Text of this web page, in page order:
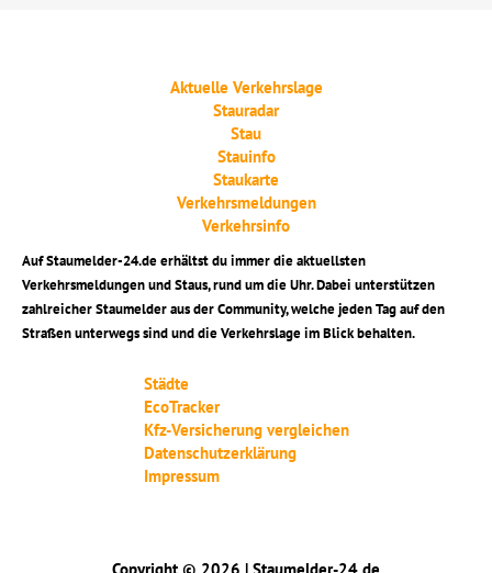
Aktuelle Verkehrslage
Stauradar
Stau
Stauinfo
Staukarte
Verkehrsmeldungen
Verkehrsinfo
Auf Staumelder-24.de erhältst du immer die aktuellsten
Verkehrsmeldungen und Staus, rund um die Uhr. Dabei unterstützen
zahlreicher Staumelder aus der Community, welche jeden Tag auf den
Straßen unterwegs sind und die Verkehrslage im Blick behalten.
Städte
EcoTracker
Kfz-Versicherung vergleichen
Datenschutzerklärung
Impressum